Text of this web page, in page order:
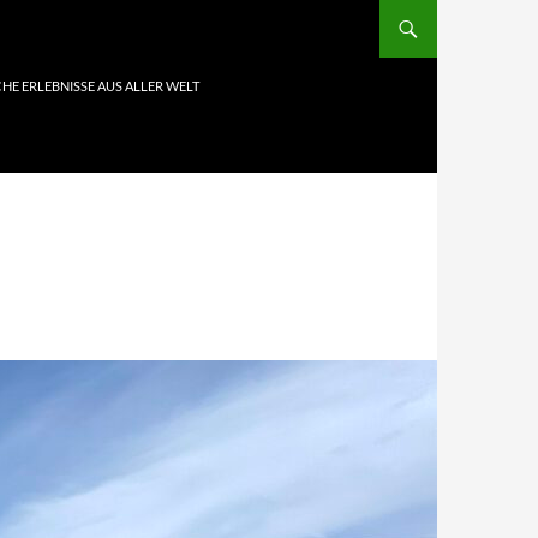
ERLEBNISSE AUS ALLER WELT